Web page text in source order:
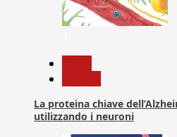
La proteina chiave
utilizzando i neuroni